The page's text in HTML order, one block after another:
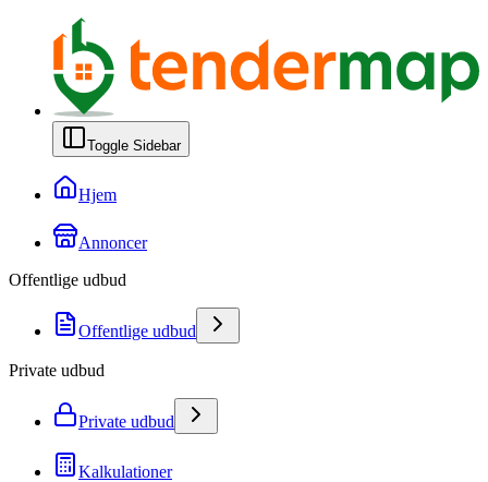
Toggle Sidebar
Hjem
Annoncer
Offentlige udbud
Offentlige udbud
Private udbud
Private udbud
Kalkulationer